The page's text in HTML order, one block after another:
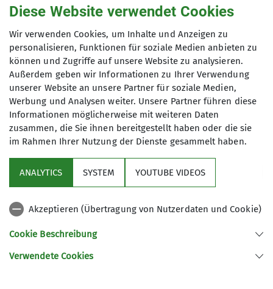
Ämter
Vortragswart
Kontakt aufnehmen
Ämter
2. Vorsitzender
Unsere Veranstaltungsorte
Schützenheim Wasserburg
Ortsstraße 65a
89312 Günzburg-Wasserburg
Nützliche Links
Sektion Günzburg des Deutschen Alpenvereins e.V.
Diese Website verwendet Cookies
Wir verwenden Cookies, um Inhalte und Anzeigen zu
personalisieren, Funktionen für soziale Medien anbieten zu
können und Zugriffe auf unsere Website zu analysieren.
Außerdem geben wir Informationen zu Ihrer Verwendung
unserer Website an unsere Partner für soziale Medien,
Werbung und Analysen weiter. Unsere Partner führen diese
Informationen möglicherweise mit weiteren Daten
zusammen, die Sie ihnen bereitgestellt haben oder die sie
im Rahmen Ihrer Nutzung der Dienste gesammelt haben.
ANALYTICS SYSTEM YOUTUBE VIDEOS
Akzeptieren (Übertragung von Nutzerdaten und Cookie)
Cookie Beschreibung
Verwendete Cookies